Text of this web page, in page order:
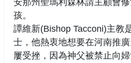
孩。
譚維新(Bishop Tacconi)主教
士，他熱衷地想要在河南推
屢受挫，因為神父被禁止向